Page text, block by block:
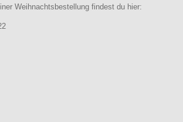
Weihnachtsbestellung findest du hier: